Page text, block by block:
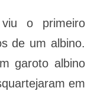
o primeiro
de um albino.
garoto albino
em